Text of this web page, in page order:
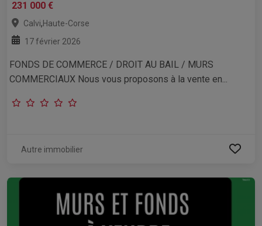
231 000 €
Calvi,Haute-Corse
17 février 2026
FONDS DE COMMERCE / DROIT AU BAIL / MURS
COMMERCIAUX Nous vous proposons à la vente en...
Autre immobilier